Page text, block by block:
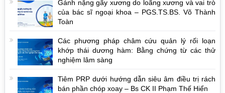
Gánh nặng gãy xương do loãng xương và vai trò
của bác sĩ ngoại khoa – PGS.TS.BS. Võ Thành
Toàn
Các phương pháp châm cứu quản lý rối loạn
khớp thái dương hàm: Bằng chứng từ các thử
nghiệm lâm sàng
Tiêm PRP dưới hướng dẫn siêu âm điều trị rách
bán phần chóp xoay – Bs CK II Phạm Thế Hiển